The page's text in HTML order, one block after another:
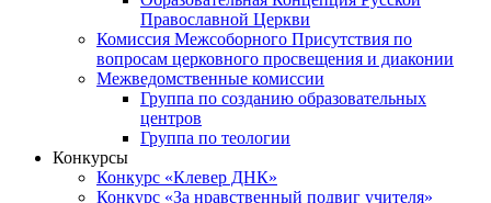
Православной Церкви
Комиссия Межсоборного Присутствия по
вопросам церковного просвещения и диаконии
Межведомственные комиссии
Группа по созданию образовательных
центров
Группа по теологии
Конкурсы
Конкурс «Клевер ДНК»
Конкурс «За нравственный подвиг учителя»